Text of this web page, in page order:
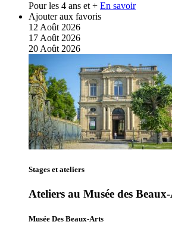
Pour les 4 ans et + En savoir
Ajouter aux favoris
12 Août 2026
17 Août 2026
20 Août 2026
Stages et ateliers
Ateliers au Musée des
Musée Des Beaux-Arts